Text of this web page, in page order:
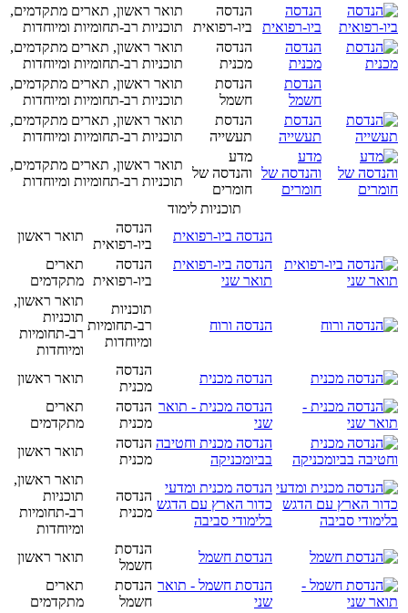
הנדסה
ביו-רפואית
הנדסה
ביו-רפואית
תואר ראשון, תארים מתקדמים,
תוכניות רב-תחומיות ומיוחדות
הנדסה
מכנית
הנדסה
מכנית
תואר ראשון, תארים מתקדמים,
תוכניות רב-תחומיות ומיוחדות
הנדסת
חשמל
הנדסת
חשמל
תואר ראשון, תארים מתקדמים,
תוכניות רב-תחומיות ומיוחדות
הנדסת
תעשייה
הנדסת
תעשייה
תואר ראשון, תארים מתקדמים,
תוכניות רב-תחומיות ומיוחדות
מדע
והנדסה של
חומרים
מדע
והנדסה של
חומרים
תואר ראשון, תארים מתקדמים,
תוכניות רב-תחומיות ומיוחדות
תוכניות לימוד
הנדסה ביו-רפואית
הנדסה
ביו-רפואית
תואר ראשון
הנדסה ביו-רפואית
תואר שני
הנדסה
ביו-רפואית
תארים
מתקדמים
הנדסה ורוח
תוכניות
רב-תחומיות
ומיוחדות
תואר ראשון,
תוכניות
רב-תחומיות
ומיוחדות
הנדסה מכנית
הנדסה
מכנית
תואר ראשון
הנדסה מכנית - תואר
שני
הנדסה
מכנית
תארים
מתקדמים
הנדסה מכנית וחטיבה
בביומכניקה
הנדסה
מכנית
תואר ראשון
הנדסה מכנית ומדעי
כדור הארץ עם הדגש
בלימודי סביבה
הנדסה
מכנית
תואר ראשון,
תוכניות
רב-תחומיות
ומיוחדות
הנדסת חשמל
הנדסת
חשמל
תואר ראשון
הנדסת חשמל - תואר
שני
הנדסת
חשמל
תארים
מתקדמים